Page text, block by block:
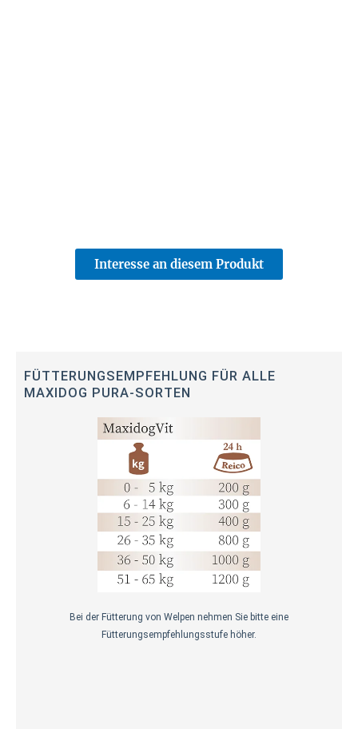
Interesse an diesem Produkt
FÜTTERUNGSEMPFEHLUNG FÜR ALLE
MAXIDOG PURA-SORTEN
Bei der Fütterung von Welpen nehmen Sie bitte eine
Fütterungsempfehlungsstufe höher.